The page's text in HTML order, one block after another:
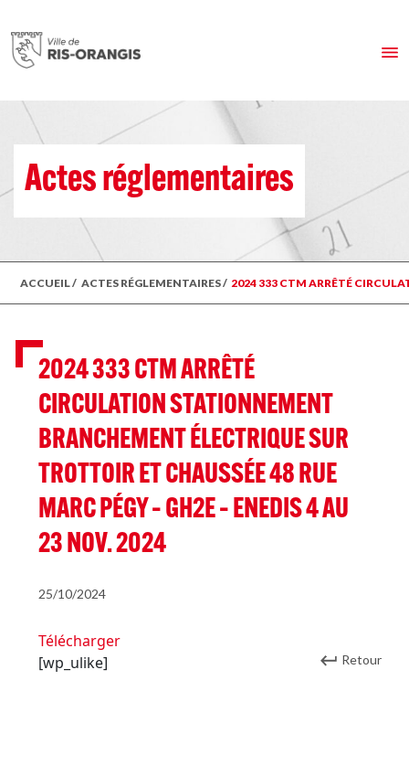
Actes réglementaires
ACCUEIL/ ACTES RÉGLEMENTAIRES/ 2024 333 CTM ARRÊTÉ
2024 333 CTM ARRÊTÉ
CIRCULATION STATIONNEMENT
BRANCHEMENT ÉLECTRIQUE SUR
TROTTOIR ET CHAUSSÉE 48 RUE
MARC PÉGY – GH2E – ENEDIS 4 AU
23 NOV. 2024
25/10/2024
Télécharger
[wp_ulike]
Retour